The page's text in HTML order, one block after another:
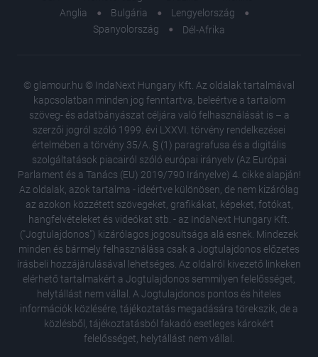
akárhol
Anglia
Bulgária
Lengyelország
Spanyolország
Dél-Afrika
© glamour.hu © IndaNext Hungary Kft. Az oldalak tartalmával
kapcsolatban minden jog fenntartva, beleértve a tartalom
szöveg- és adatbányászat céljára való felhasználását is – a
szerzői jogról szóló 1999. évi LXXVI. törvény rendelkezései
értelmében a törvény 35/A. § (1) paragrafusa és a digitális
szolgáltatások piacairól szóló európai irányelv (Az Európai
Parlament és a Tanács (EU) 2019/790 Irányelve) 4. cikke alapján!
Az oldalak, azok tartalma - ideértve különösen, de nem kizárólag
az azokon közzétett szövegeket, grafikákat, képeket, fotókat,
hangfelvételeket és videókat stb. - az IndaNext Hungary Kft.
("Jogtulajdonos") kizárólagos jogosultsága alá esnek. Mindezek
minden és bármely felhasználása csak a Jogtulajdonos előzetes
írásbeli hozzájárulásával lehetséges. Az oldalról kivezető linkeken
elérhető tartalmakért a Jogtulajdonos semmilyen felelősséget,
helytállást nem vállal. A Jogtulajdonos pontos és hiteles
információk közlésére, tájékoztatás megadására törekszik, de a
közlésből, tájékoztatásból fakadó esetleges károkért
felelősséget, helytállást nem vállal.